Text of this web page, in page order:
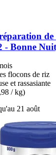
de
-​ Bonne
flocons de riz
et rassasiante
/ kg)
21 août